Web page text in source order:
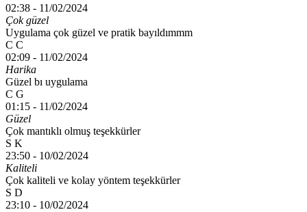
02:38 - 11/02/2024
Çok güzel
Uygulama çok güzel ve pratik bayıldımmm
C C
02:09 - 11/02/2024
Harika
Güzel bı uygulama
C G
01:15 - 11/02/2024
Güzel
Çok mantıklı olmuş teşekkürler
S K
23:50 - 10/02/2024
Kaliteli
Çok kaliteli ve kolay yöntem teşekkürler
S D
23:10 - 10/02/2024